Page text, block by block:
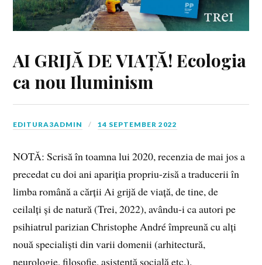
AI GRIJĂ DE VIAȚĂ! Ecologia
ca nou Iluminism
EDITURA3ADMIN 14 SEPTEMBER 2022
NOTĂ: Scrisă în toamna lui 2020, recenzia de mai jos a
precedat cu doi ani apariția propriu-zisă a traducerii în
limba română a cărții Ai grijă de viață, de tine, de
ceilalți și de natură (Trei, 2022), avându-i ca autori pe
psihiatrul parizian Christophe André împreună cu alți
nouă specialiști din varii domenii (arhitectură,
neurologie, filosofie, asistentă socială etc.).